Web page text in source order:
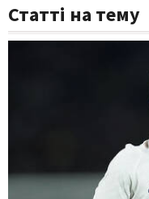
Статті на тему